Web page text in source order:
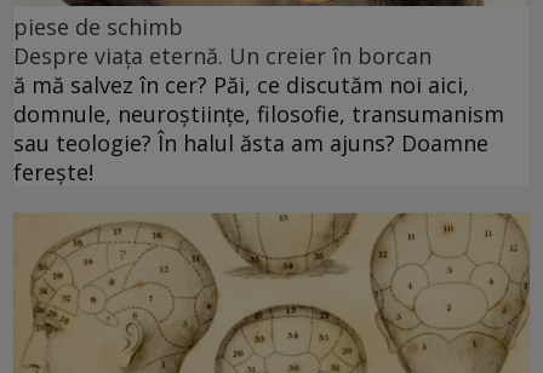
piese de schimb
Despre viața eternă. Un creier în borcan
ă mă salvez în cer? Păi, ce discutăm noi aici,
domnule, neuroștiințe, filosofie, transumanism
sau teologie? În halul ăsta am ajuns? Doamne
ferește!